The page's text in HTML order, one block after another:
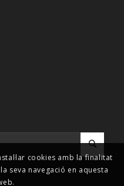
cookies amb la finalitat
seva navegació en aquesta